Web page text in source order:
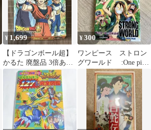
¥ 1,699
【ドラゴンボール超】
かるた 廃盤品 3倍あそ
べる！かるた カードゲ
ーム
¥300
ワンピース ストロン
グワールド :One piece